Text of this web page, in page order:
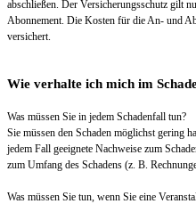
abschließen. Der Versicherungsschutz gilt
Abonnement. Die Kosten für die An- und
versichert.
Wie verhalte ich mich im
Was müssen Sie in jedem Schadenfall tun?
Sie müssen den Schaden möglichst gering
jedem Fall geeignete Nachweise zum
zum Umfang des Schadens (z. B.
Was müssen Sie tun, wenn Sie eine